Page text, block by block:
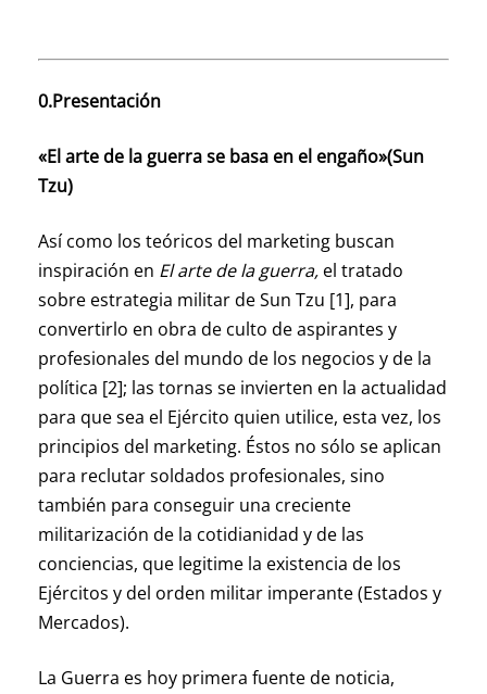
0.Presentación
«El arte de la guerra se basa en el engaño»(Sun
Tzu)
Así como los teóricos del marketing buscan
inspiración en El arte de la guerra, el tratado
sobre estrategia militar de Sun Tzu [1], para
convertirlo en obra de culto de aspirantes y
profesionales del mundo de los negocios y de la
política [2]; las tornas se invierten en la actualidad
para que sea el Ejército quien utilice, esta vez, los
principios del marketing. Éstos no sólo se aplican
para reclutar soldados profesionales, sino
también para conseguir una creciente
militarización de la cotidianidad y de las
conciencias, que legitime la existencia de los
Ejércitos y del orden militar imperante (Estados y
Mercados).
La Guerra es hoy primera fuente de noticia,